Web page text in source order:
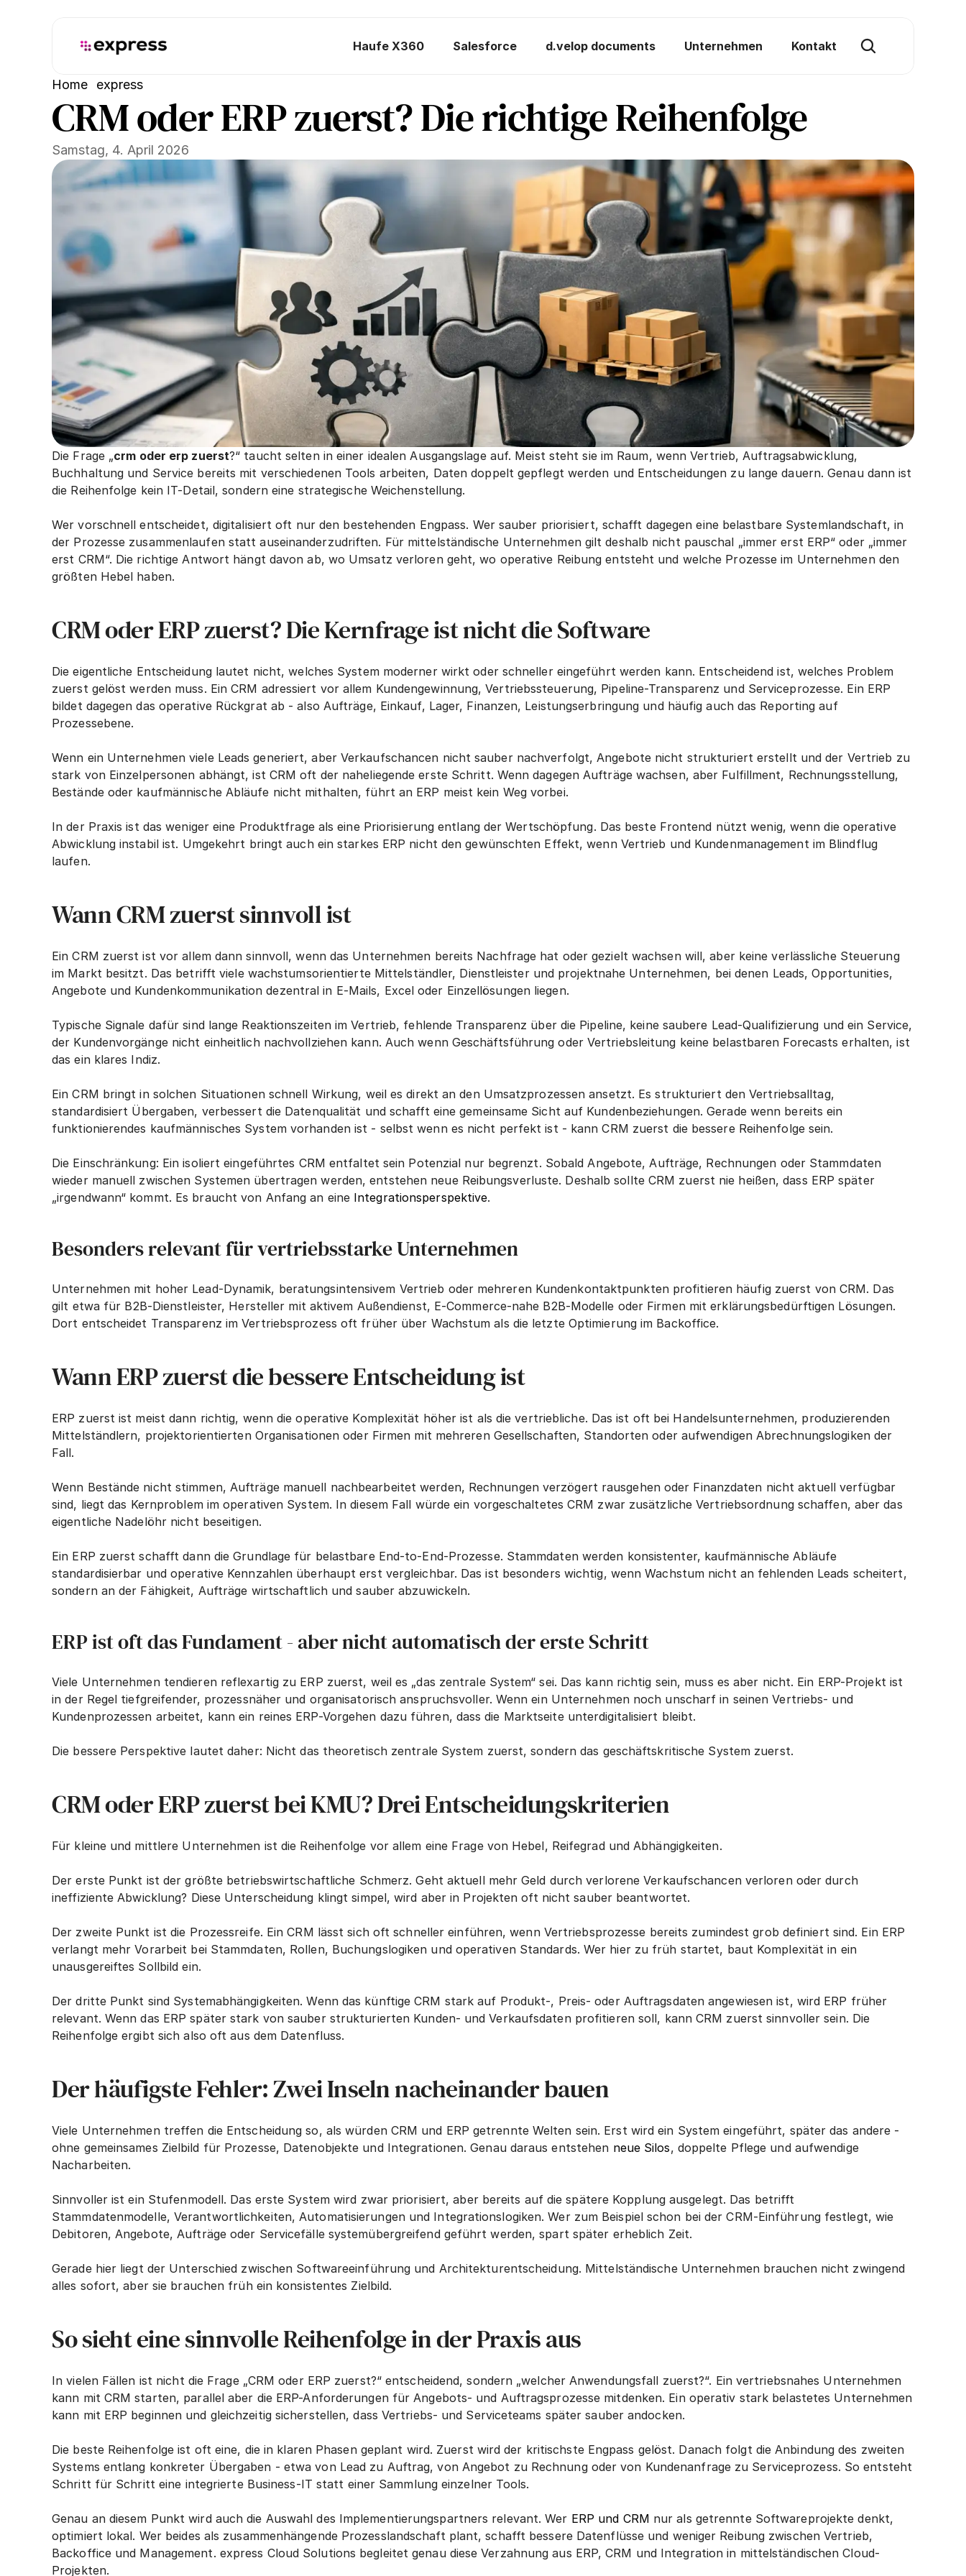
Haufe X360 Salesforce d.velop documents Unternehmen Kontakt
Home express
CRM oder ERP zuerst? Die richtige Reihenfolge
Samstag, 4. April 2026
Die Frage „crm oder erp zuerst?“ taucht selten in einer idealen Ausgangslage auf. Meist steht sie im Raum, wenn Vertrieb, Auftragsabwicklung,
Buchhaltung und Service bereits mit verschiedenen Tools arbeiten, Daten doppelt gepflegt werden und Entscheidungen zu lange dauern. Genau dann ist
die Reihenfolge kein IT-Detail, sondern eine strategische Weichenstellung.
Wer vorschnell entscheidet, digitalisiert oft nur den bestehenden Engpass. Wer sauber priorisiert, schafft dagegen eine belastbare Systemlandschaft, in
der Prozesse zusammenlaufen statt auseinanderzudriften. Für mittelständische Unternehmen gilt deshalb nicht pauschal „immer erst ERP“ oder „immer
erst CRM“. Die richtige Antwort hängt davon ab, wo Umsatz verloren geht, wo operative Reibung entsteht und welche Prozesse im Unternehmen den
größten Hebel haben.
CRM oder ERP zuerst? Die Kernfrage ist nicht die Software
Die eigentliche Entscheidung lautet nicht, welches System moderner wirkt oder schneller eingeführt werden kann. Entscheidend ist, welches Problem
zuerst gelöst werden muss. Ein CRM adressiert vor allem Kundengewinnung, Vertriebssteuerung, Pipeline-Transparenz und Serviceprozesse. Ein ERP
bildet dagegen das operative Rückgrat ab - also Aufträge, Einkauf, Lager, Finanzen, Leistungserbringung und häufig auch das Reporting auf
Prozessebene.
Wenn ein Unternehmen viele Leads generiert, aber Verkaufschancen nicht sauber nachverfolgt, Angebote nicht strukturiert erstellt und der Vertrieb zu
stark von Einzelpersonen abhängt, ist CRM oft der naheliegende erste Schritt. Wenn dagegen Aufträge wachsen, aber Fulfillment, Rechnungsstellung,
Bestände oder kaufmännische Abläufe nicht mithalten, führt an ERP meist kein Weg vorbei.
In der Praxis ist das weniger eine Produktfrage als eine Priorisierung entlang der Wertschöpfung. Das beste Frontend nützt wenig, wenn die operative
Abwicklung instabil ist. Umgekehrt bringt auch ein starkes ERP nicht den gewünschten Effekt, wenn Vertrieb und Kundenmanagement im Blindflug
laufen.
Wann CRM zuerst sinnvoll ist
Ein CRM zuerst ist vor allem dann sinnvoll, wenn das Unternehmen bereits Nachfrage hat oder gezielt wachsen will, aber keine verlässliche Steuerung
im Markt besitzt. Das betrifft viele wachstumsorientierte Mittelständler, Dienstleister und projektnahe Unternehmen, bei denen Leads, Opportunities,
Angebote und Kundenkommunikation dezentral in E-Mails, Excel oder Einzellösungen liegen.
Typische Signale dafür sind lange Reaktionszeiten im Vertrieb, fehlende Transparenz über die Pipeline, keine saubere Lead-Qualifizierung und ein Service,
der Kundenvorgänge nicht einheitlich nachvollziehen kann. Auch wenn Geschäftsführung oder Vertriebsleitung keine belastbaren Forecasts erhalten, ist
das ein klares Indiz.
Ein CRM bringt in solchen Situationen schnell Wirkung, weil es direkt an den Umsatzprozessen ansetzt. Es strukturiert den Vertriebsalltag,
standardisiert Übergaben, verbessert die Datenqualität und schafft eine gemeinsame Sicht auf Kundenbeziehungen. Gerade wenn bereits ein
funktionierendes kaufmännisches System vorhanden ist - selbst wenn es nicht perfekt ist - kann CRM zuerst die bessere Reihenfolge sein.
Die Einschränkung: Ein isoliert eingeführtes CRM entfaltet sein Potenzial nur begrenzt. Sobald Angebote, Aufträge, Rechnungen oder Stammdaten
wieder manuell zwischen Systemen übertragen werden, entstehen neue Reibungsverluste. Deshalb sollte CRM zuerst nie heißen, dass ERP später
„irgendwann“ kommt. Es braucht von Anfang an eine Integrationsperspektive.
Besonders relevant für vertriebsstarke Unternehmen
Unternehmen mit hoher Lead-Dynamik, beratungsintensivem Vertrieb oder mehreren Kundenkontaktpunkten profitieren häufig zuerst von CRM. Das
gilt etwa für B2B-Dienstleister, Hersteller mit aktivem Außendienst, E-Commerce-nahe B2B-Modelle oder Firmen mit erklärungsbedürftigen Lösungen.
Dort entscheidet Transparenz im Vertriebsprozess oft früher über Wachstum als die letzte Optimierung im Backoffice.
Wann ERP zuerst die bessere Entscheidung ist
ERP zuerst ist meist dann richtig, wenn die operative Komplexität höher ist als die vertriebliche. Das ist oft bei Handelsunternehmen, produzierenden
Mittelständlern, projektorientierten Organisationen oder Firmen mit mehreren Gesellschaften, Standorten oder aufwendigen Abrechnungslogiken der
Fall.
Wenn Bestände nicht stimmen, Aufträge manuell nachbearbeitet werden, Rechnungen verzögert rausgehen oder Finanzdaten nicht aktuell verfügbar
sind, liegt das Kernproblem im operativen System. In diesem Fall würde ein vorgeschaltetes CRM zwar zusätzliche Vertriebsordnung schaffen, aber das
eigentliche Nadelöhr nicht beseitigen.
Ein ERP zuerst schafft dann die Grundlage für belastbare End-to-End-Prozesse. Stammdaten werden konsistenter, kaufmännische Abläufe
standardisierbar und operative Kennzahlen überhaupt erst vergleichbar. Das ist besonders wichtig, wenn Wachstum nicht an fehlenden Leads scheitert,
sondern an der Fähigkeit, Aufträge wirtschaftlich und sauber abzuwickeln.
ERP ist oft das Fundament - aber nicht automatisch der erste Schritt
Viele Unternehmen tendieren reflexartig zu ERP zuerst, weil es „das zentrale System“ sei. Das kann richtig sein, muss es aber nicht. Ein ERP-Projekt ist
in der Regel tiefgreifender, prozessnäher und organisatorisch anspruchsvoller. Wenn ein Unternehmen noch unscharf in seinen Vertriebs- und
Kundenprozessen arbeitet, kann ein reines ERP-Vorgehen dazu führen, dass die Marktseite unterdigitalisiert bleibt.
Die bessere Perspektive lautet daher: Nicht das theoretisch zentrale System zuerst, sondern das geschäftskritische System zuerst.
CRM oder ERP zuerst bei KMU? Drei Entscheidungskriterien
Für kleine und mittlere Unternehmen ist die Reihenfolge vor allem eine Frage von Hebel, Reifegrad und Abhängigkeiten.
Der erste Punkt ist der größte betriebswirtschaftliche Schmerz. Geht aktuell mehr Geld durch verlorene Verkaufschancen verloren oder durch
ineffiziente Abwicklung? Diese Unterscheidung klingt simpel, wird aber in Projekten oft nicht sauber beantwortet.
Der zweite Punkt ist die Prozessreife. Ein CRM lässt sich oft schneller einführen, wenn Vertriebsprozesse bereits zumindest grob definiert sind. Ein ERP
verlangt mehr Vorarbeit bei Stammdaten, Rollen, Buchungslogiken und operativen Standards. Wer hier zu früh startet, baut Komplexität in ein
unausgereiftes Sollbild ein.
Der dritte Punkt sind Systemabhängigkeiten. Wenn das künftige CRM stark auf Produkt-, Preis- oder Auftragsdaten angewiesen ist, wird ERP früher
relevant. Wenn das ERP später stark von sauber strukturierten Kunden- und Verkaufsdaten profitieren soll, kann CRM zuerst sinnvoller sein. Die
Reihenfolge ergibt sich also oft aus dem Datenfluss.
Der häufigste Fehler: Zwei Inseln nacheinander bauen
Viele Unternehmen treffen die Entscheidung so, als würden CRM und ERP getrennte Welten sein. Erst wird ein System eingeführt, später das andere -
ohne gemeinsames Zielbild für Prozesse, Datenobjekte und Integrationen. Genau daraus entstehen neue Silos, doppelte Pflege und aufwendige
Nacharbeiten.
Sinnvoller ist ein Stufenmodell. Das erste System wird zwar priorisiert, aber bereits auf die spätere Kopplung ausgelegt. Das betrifft
Stammdatenmodelle, Verantwortlichkeiten, Automatisierungen und Integrationslogiken. Wer zum Beispiel schon bei der CRM-Einführung festlegt, wie
Debitoren, Angebote, Aufträge oder Servicefälle systemübergreifend geführt werden, spart später erheblich Zeit.
Gerade hier liegt der Unterschied zwischen Softwareeinführung und Architekturentscheidung. Mittelständische Unternehmen brauchen nicht zwingend
alles sofort, aber sie brauchen früh ein konsistentes Zielbild.
So sieht eine sinnvolle Reihenfolge in der Praxis aus
In vielen Fällen ist nicht die Frage „CRM oder ERP zuerst?“ entscheidend, sondern „welcher Anwendungsfall zuerst?“. Ein vertriebsnahes Unternehmen
kann mit CRM starten, parallel aber die ERP-Anforderungen für Angebots- und Auftragsprozesse mitdenken. Ein operativ stark belastetes Unternehmen
kann mit ERP beginnen und gleichzeitig sicherstellen, dass Vertriebs- und Serviceteams später sauber andocken.
Die beste Reihenfolge ist oft eine, die in klaren Phasen geplant wird. Zuerst wird der kritischste Engpass gelöst. Danach folgt die Anbindung des zweiten
Systems entlang konkreter Übergaben - etwa von Lead zu Auftrag, von Angebot zu Rechnung oder von Kundenanfrage zu Serviceprozess. So entsteht
Schritt für Schritt eine integrierte Business-IT statt einer Sammlung einzelner Tools.
Genau an diesem Punkt wird auch die Auswahl des Implementierungspartners relevant. Wer ERP und CRM nur als getrennte Softwareprojekte denkt,
optimiert lokal. Wer beides als zusammenhängende Prozesslandschaft plant, schafft bessere Datenflüsse und weniger Reibung zwischen Vertrieb,
Backoffice und Management. express Cloud Solutions begleitet genau diese Verzahnung aus ERP, CRM und Integration in mittelständischen Cloud-
Projekten.